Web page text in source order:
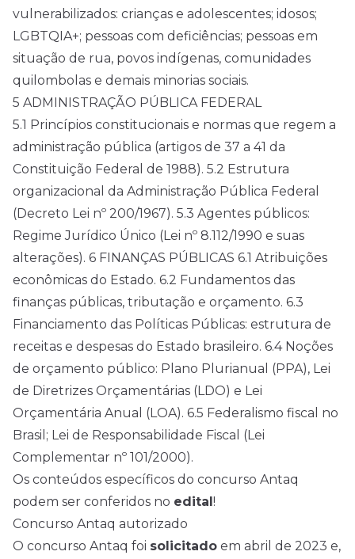
vulnerabilizados: crianças e adolescentes; idosos;
LGBTQIA+; pessoas com deficiências; pessoas em
situação de rua, povos indígenas, comunidades
quilombolas e demais minorias sociais.
5 ADMINISTRAÇÃO PÚBLICA FEDERAL
5.1 Princípios constitucionais e normas que regem a
administração pública (artigos de 37 a 41 da
Constituição Federal de 1988). 5.2 Estrutura
organizacional da Administração Pública Federal
(Decreto Lei nº 200/1967). 5.3 Agentes públicos:
Regime Jurídico Único (Lei nº 8.112/1990 e suas
alterações). 6 FINANÇAS PÚBLICAS 6.1 Atribuições
econômicas do Estado. 6.2 Fundamentos das
finanças públicas, tributação e orçamento. 6.3
Financiamento das Políticas Públicas: estrutura de
receitas e despesas do Estado brasileiro. 6.4 Noções
de orçamento público: Plano Plurianual (PPA), Lei
de Diretrizes Orçamentárias (LDO) e Lei
Orçamentária Anual (LOA). 6.5 Federalismo fiscal no
Brasil; Lei de Responsabilidade Fiscal (Lei
Complementar nº 101/2000).
Os conteúdos específicos do concurso Antaq
podem ser conferidos no edital!
Concurso Antaq autorizado
O concurso Antaq foi solicitado em abril de 2023 e,